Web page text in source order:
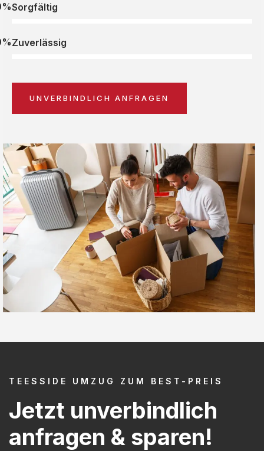
Sorgfältig
Zuverlässig
UNVERBINDLICH ANFRAGEN
TEESSIDE UMZUG ZUM BEST-PREIS
Jetzt unverbindlich
anfragen & sparen!